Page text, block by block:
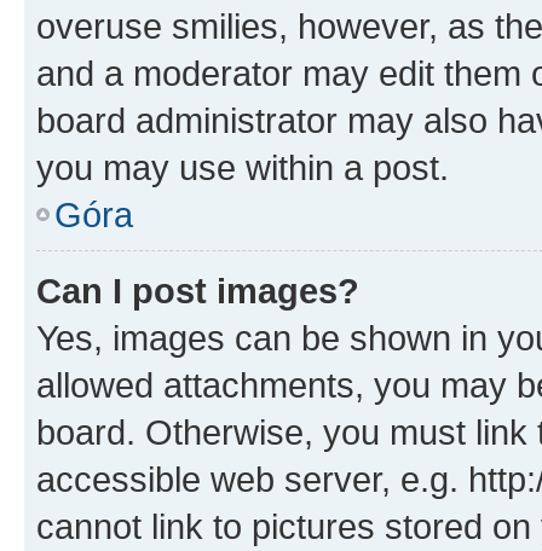
overuse smilies, however, as
and a moderator may edit them
board administrator may also
you may use within a post.
Góra
Can I post images?
Yes, images can be shown in
allowed attachments, you may
board. Otherwise, you must
accessible web server, e.g.
cannot link to pictures stored